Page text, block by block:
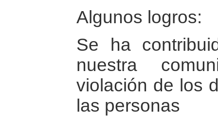
Algunos logros:
Se ha
nuestra
violación de los
las personas